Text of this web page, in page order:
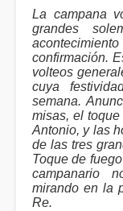
La campana
grandes
confirmación.
volteos
cuya
semana.
misas, el
Antonio, y las
de las tres
Toque de
campanario
mirando en la
Re.